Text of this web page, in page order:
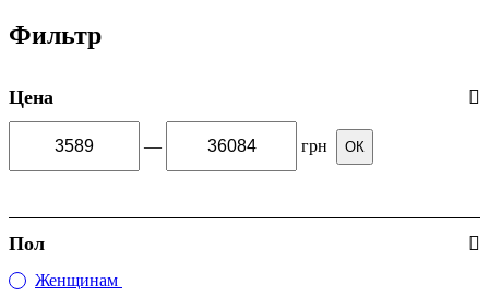
Фильтр
Цена
— грн ОК
Пол
Женщинам